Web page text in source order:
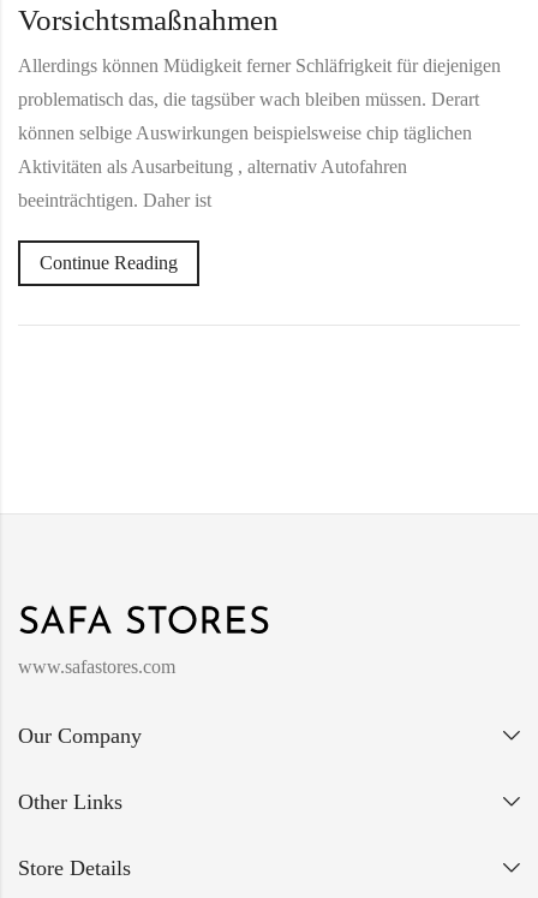
Vorsichtsmaßnahmen
Allerdings können Müdigkeit ferner Schläfrigkeit für diejenigen
problematisch das, die tagsüber wach bleiben müssen. Derart
können selbige Auswirkungen beispielsweise chip täglichen
Aktivitäten als Ausarbeitung , alternativ Autofahren
beeinträchtigen. Daher ist
Continue Reading
www.safastores.com
Our Company
Other Links
Store Details